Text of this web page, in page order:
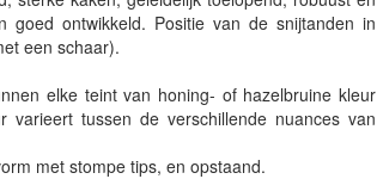
ontwikkeld. Positie van de snijtanden in
een schaar).
elke teint van honing- of hazelbruine kleur
tussen de verschillende nuances van
met stompe tips, en opstaand.